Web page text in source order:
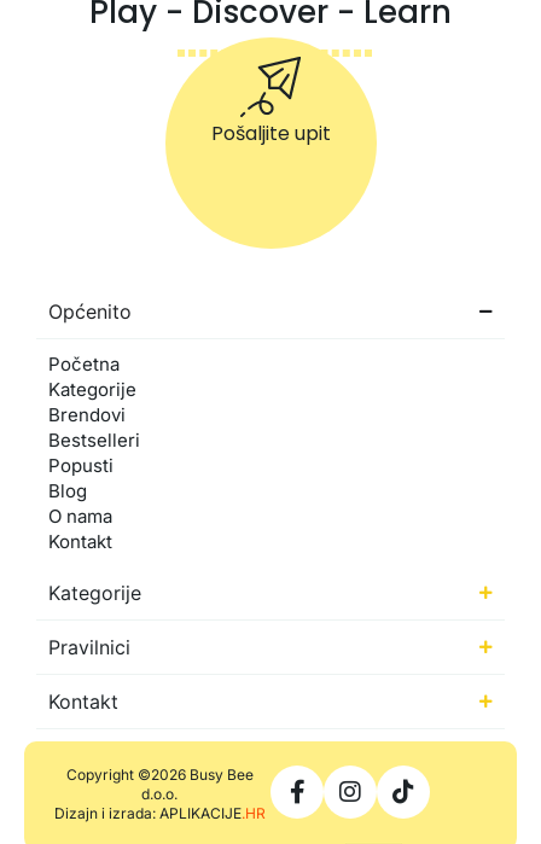
Play - Discover - Learn
Pošaljite upit
Općenito
Početna
Kategorije
Brendovi
Bestselleri
Popusti
Blog
O nama
Kontakt
Kategorije
Pravilnici
Kontakt
Copyright ©2026 Busy Bee
d.o.o.
Dizajn i izrada: APLIKACIJE.HR